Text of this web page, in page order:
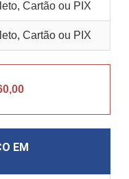
Cartão ou PIX
Cartão ou PIX
EM